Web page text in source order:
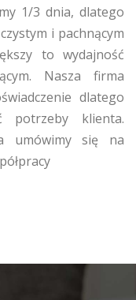
1/3 dnia, dlatego
i pachnącym
to wydajność
Nasza firma
dlatego
potrzeby klienta.
umówimy się na